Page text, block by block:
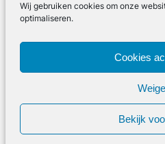
Wij gebruiken cookies om onze
optimaliseren.
Cookies
Bekijk
Over
Marktconcurrent
Carrières
Neem
Ontworpen door